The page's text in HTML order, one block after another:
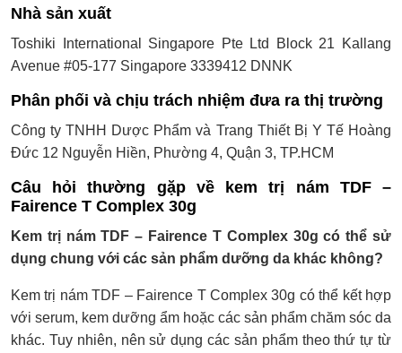
Nhà sản xuất
Toshiki International Singapore Pte Ltd Block 21 Kallang
Avenue #05-177 Singapore 3339412 DNNK
Phân phối và chịu trách nhiệm đưa ra thị trường
Công ty TNHH Dược Phẩm và Trang Thiết Bị Y Tế Hoàng
Đức 12 Nguyễn Hiền, Phường 4, Quận 3, TP.HCM
Câu hỏi thường gặp về kem trị nám TDF –
Fairence T Complex 30g
Kem trị nám TDF – Fairence T Complex 30g có thể sử
dụng chung với các sản phẩm dưỡng da khác không?
Kem trị nám TDF – Fairence T Complex 30g có thể kết hợp
với serum, kem dưỡng ẩm hoặc các sản phẩm chăm sóc da
khác. Tuy nhiên, nên sử dụng các sản phẩm theo thứ tự từ